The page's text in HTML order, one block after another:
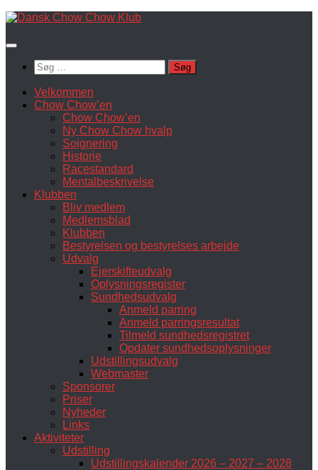
Skip
content
Søg
efter:
Velkommen
Chow Chow’en
Chow Chow’en
Ny Chow Chow hvalp
Soignering
Historie
Racestandard
Mentalbeskrivelse
Klubben
Bliv medlem
Medlemsblad
Klubben
Bestyrelsen og bestyrelses arbejde
Udvalg
Ejerskifteudvalg
Oplysningsregister
Sundhedsudvalg
Anmeld parring
Anmeld parringsresultat
Tilmeld sundhedsregistret
Opdater sundhedsoplysninger
Udstillingsudvalg
Webmaster
Sponsorer
Priser
Nyheder
Links
Aktiviteter
Udstilling
Udstillingskalender 2026 – 2027 – 2028